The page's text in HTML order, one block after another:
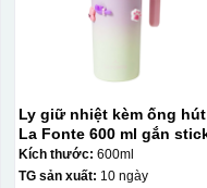
Ly giữ nhiệt kèm ống hút
La Fonte 600 ml gắn sticker
– 012294
Kích thước: 600ml
TG sản xuất: 10 ngày